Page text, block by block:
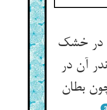
در خشک
آن در
بطان‏